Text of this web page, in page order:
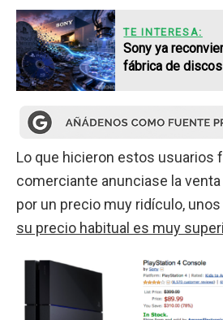
TE INTERESA:
Sony ya
fábrica de
Lo que hicieron estos usuarios
comerciante anunciase la
por un precio muy ridículo,
su precio habitual es muy